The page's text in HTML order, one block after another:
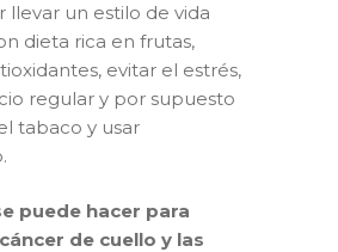
llevar un estilo de vida
dieta rica en frutas,
evitar el estrés,
regular y por supuesto
tabaco y usar
puede hacer para
de cuello y las